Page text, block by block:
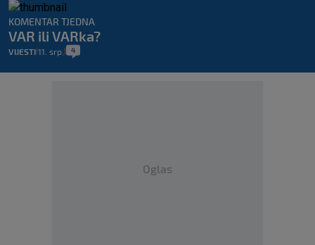
KOMENTAR TJEDNA
VAR ili VARka?
VIJESTI 11. srp. 4
Oglas